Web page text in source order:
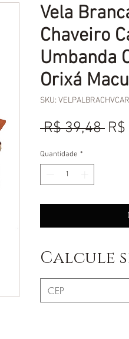
Vela
Chaveiro
Umbanda
Orixá
SKU:
R$ 39,48
Quantidade *
Calcule